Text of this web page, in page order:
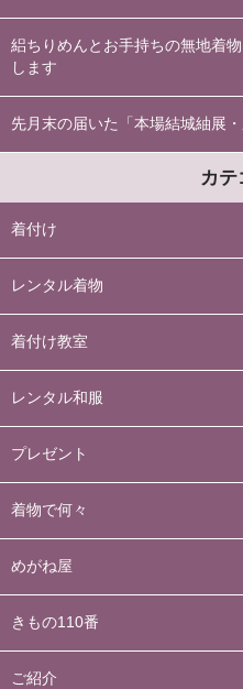
絽ちりめんとお手持ちの無地着
します
先月末の届いた「本場結城紬展
カテ
着付け
レンタル着物
着付け教室
レンタル和服
プレゼント
着物で何々
めがね屋
きもの110番
ご紹介